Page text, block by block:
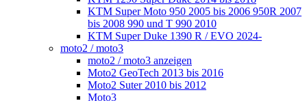
KTM Super Moto 950 2005 bis 2006 950R 2007
bis 2008 990 und T 990 2010
KTM Super Duke 1390 R / EVO 2024-
moto2 / moto3
moto2 / moto3 anzeigen
Moto2 GeoTech 2013 bis 2016
Moto2 Suter 2010 bis 2012
Moto3